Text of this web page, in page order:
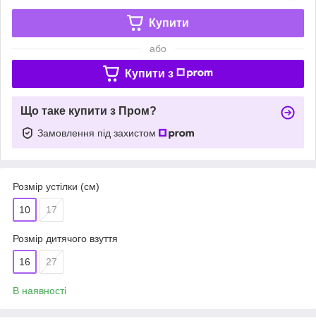
Купити
або
Купити з
Що таке купити з Пром?
Замовлення під захистом
Розмір устілки (см)
10 17
Розмір дитячого взуття
16 27
В наявності